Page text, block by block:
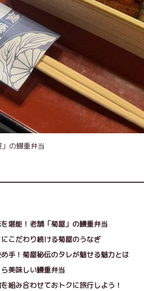
の鰻重弁当
堪能！老舗「菊屋」の鰻重弁当
こだわり続ける菊屋のうなぎ
手！菊屋秘伝のタレが魅せる魅力とは
美味しい鰻重弁当
組み合わせておトクに旅行しよう！